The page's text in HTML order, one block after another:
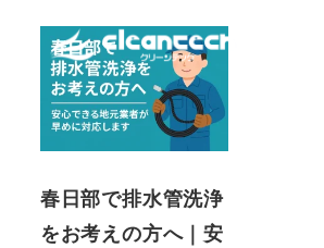
春日部で排水管洗浄
をお考えの方へ｜安